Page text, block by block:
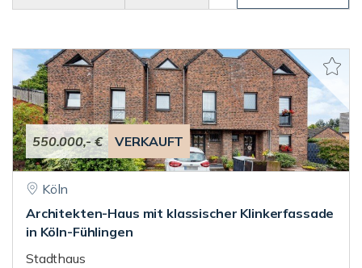
550.000,- € VERKAUFT
Köln
Architekten-Haus mit klassischer Klinkerfassade
in Köln-Fühlingen
Stadthaus